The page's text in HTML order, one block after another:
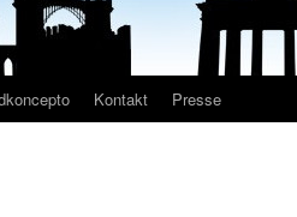
Kontakt Presse